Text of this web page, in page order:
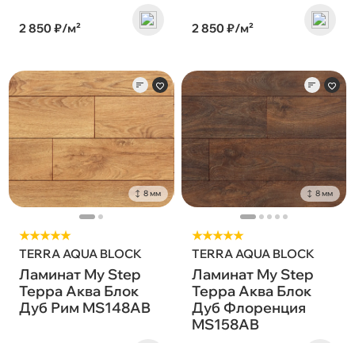
2 850 ₽/м² 2 850 ₽/м²
8 мм
★★★★★
TERRA AQUA BLOCK
Ламинат My Step
Терра Аква Блок
Дуб Рим MS148AB
8 мм
★★★★★
TERRA AQUA BLOCK
Ламинат My Step
Терра Аква Блок
Дуб Флоренция
MS158AB